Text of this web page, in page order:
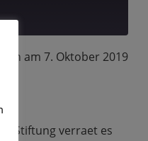
am 7. Oktober 2019
Stiftung verraet es